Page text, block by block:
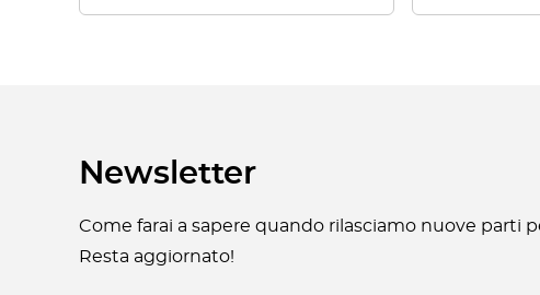
Newsletter
Come farai a sapere quando rilasciamo nuove parti
Resta aggiornato!